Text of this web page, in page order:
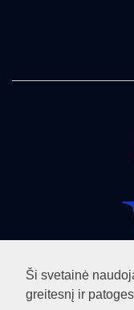
Ši svetainė
greitesnį ir